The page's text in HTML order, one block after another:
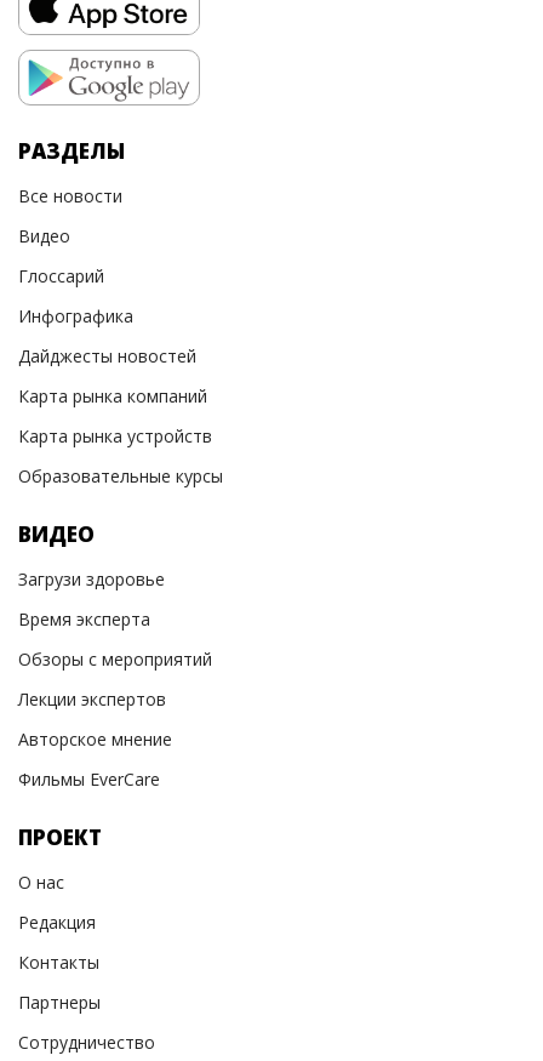
РАЗДЕЛЫ
Все новости
Видео
Глоссарий
Инфографика
Дайджесты новостей
Карта рынка компаний
Карта рынка устройств
Образовательные курсы
ВИДЕО
Загрузи здоровье
Время эксперта
Обзоры с мероприятий
Лекции экспертов
Авторское мнение
Фильмы EverCare
ПРОЕКТ
О нас
Редакция
Контакты
Партнеры
Сотрудничество